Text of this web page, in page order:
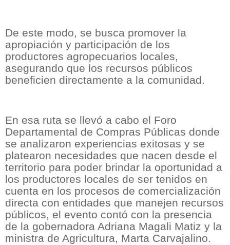
De este modo, se busca promover la
apropiación y participación de los
productores agropecuarios locales,
asegurando que los recursos públicos
beneficien directamente a la comunidad.
En esa ruta se llevó a cabo el Foro
Departamental de Compras Públicas donde
se analizaron experiencias exitosas y se
platearon necesidades que nacen desde el
territorio para poder brindar la oportunidad a
los productores locales de ser tenidos en
cuenta en los procesos de comercialización
directa con entidades que manejen recursos
públicos, el evento contó con la presencia
de la gobernadora Adriana Magali Matiz y la
ministra de Agricultura, Marta Carvajalino.